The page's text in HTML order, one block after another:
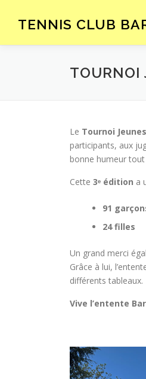
TENNIS CLUB
TOURNOI
Le Tournoi
participants, aux
bonne humeur tout
Cette 3ᵉ édition a
91
24 filles
Un grand merci
Grâce à lui,
différents tableaux.
Vive l’entente